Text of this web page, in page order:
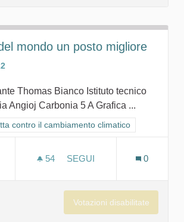
mondo un posto migliore
Thomas Bianco Istituto tecnico
Angioj Carbonia 5 A Grafica ...
per categoria: GOAL 13 - Lotta contro il
contro il cambiamento climatico
54 54 SOSTENITORI
SEGUI
0
Votazioni disabilitate